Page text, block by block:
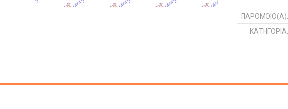
ΠΑΡΌΜΟΙΟ(Α):
ΚΑΤΗΓΟΡΊΑ: